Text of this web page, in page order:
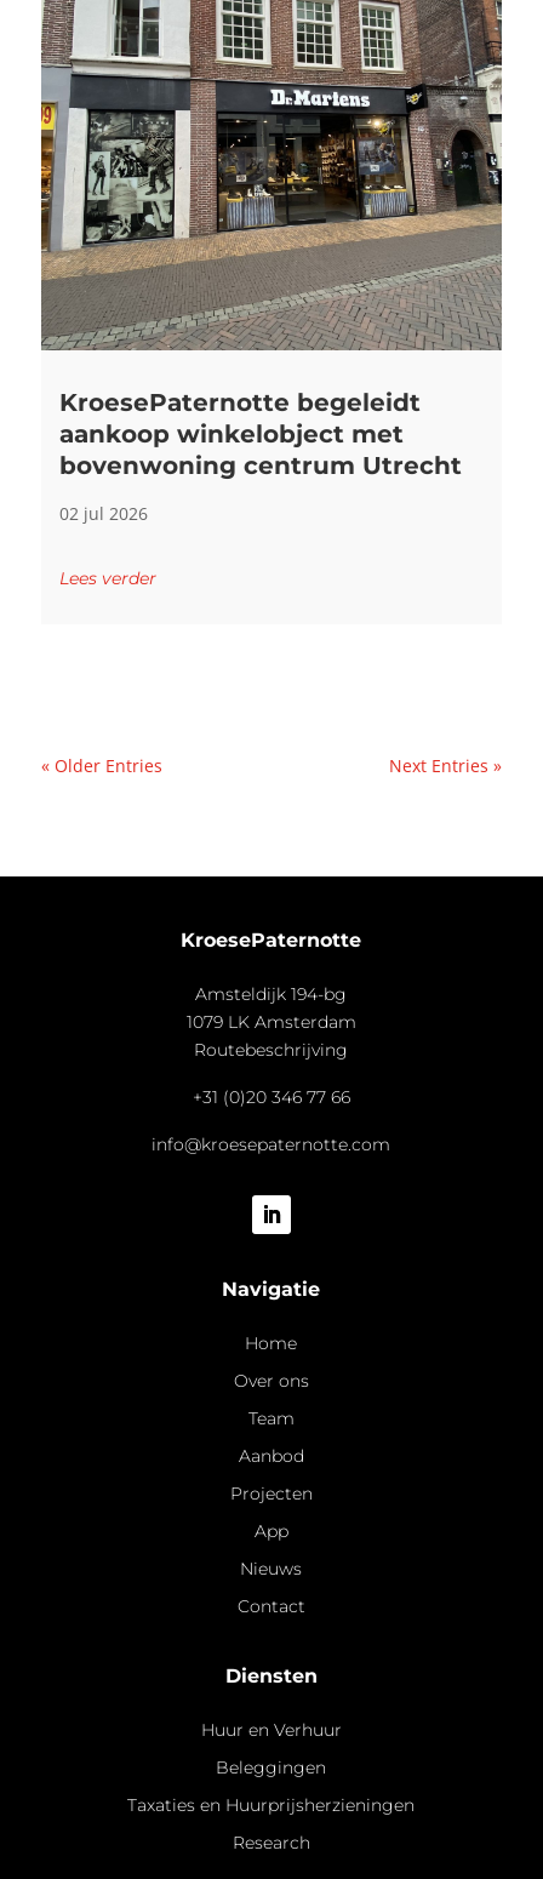
KroesePaternotte begeleidt
aankoop winkelobject met
bovenwoning centrum Utrecht
02 jul 2026
Lees verder
« Older Entries Next Entries »
KroesePaternotte
Amsteldijk 194-bg
1079 LK Amsterdam
Routebeschrijving
+31 (0)20 346 77 66
info@kroesepaternotte.com
Navigatie
Home
Over ons
Team
Aanbod
Projecten
App
Nieuws
Contact
Diensten
Huur en Verhuur
Beleggingen
Taxaties en Huurprijsherzieningen
Research